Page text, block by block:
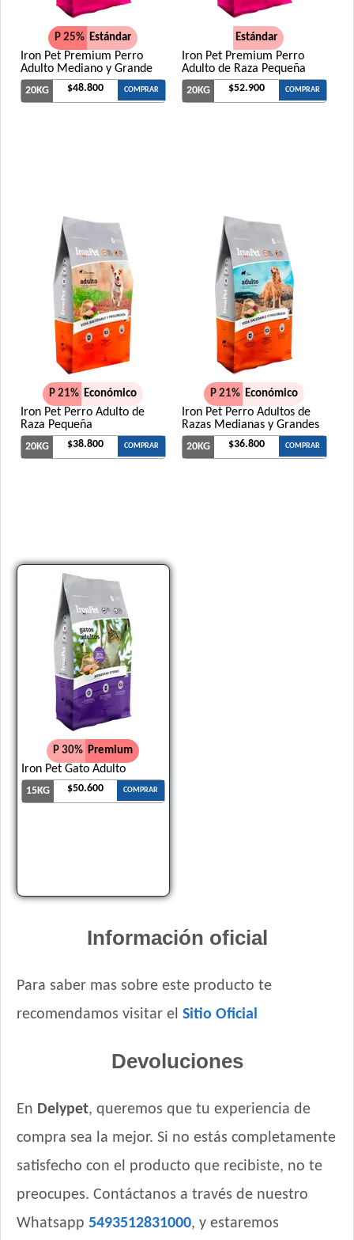
Vitalcan Complete Cachorros de Raza Pequeña
Vitalcan Premium Perro Cachorro
P 25% Estándar
Iron Pet Premium Perro
Adulto Mediano y Grande
20KG $48.800 COMPRAR
Estándar
Iron Pet Premium Perro
Adulto de Raza Pequeña
20KG $52.900 COMPRAR
P 21% Económico
Iron Pet Perro Adulto de
Raza Pequeña
20KG $38.800 COMPRAR
P 21% Económico
Iron Pet Perro Adultos de
Razas Medianas y Grandes
20KG $36.800 COMPRAR
P 30% Premium
Iron Pet Gato Adulto
15KG $50.600 COMPRAR
Información oficial
Para saber mas sobre este producto te
recomendamos visitar el Sitio Oficial
Devoluciones
En Delypet, queremos que tu experiencia de
compra sea la mejor. Si no estás completamente
satisfecho con el producto que recibiste, no te
preocupes. Contáctanos a través de nuestro
Whatsapp 5493512831000, y estaremos